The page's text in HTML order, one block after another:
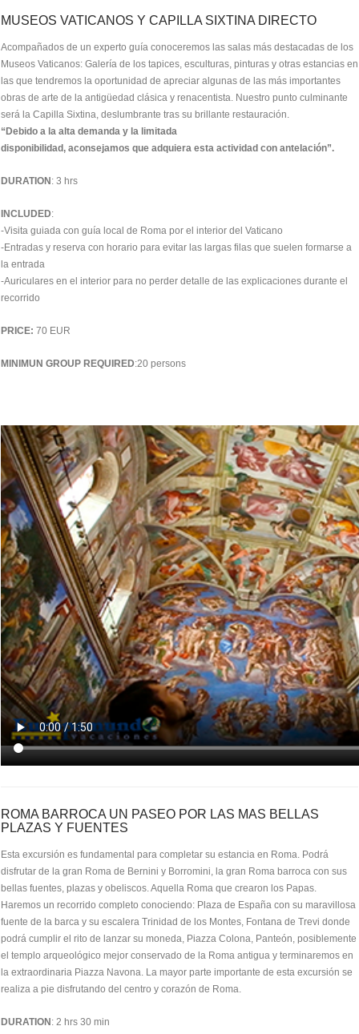
MUSEOS VATICANOS Y CAPILLA SIXTINA DIRECTO
Acompañados de un experto guía conoceremos las salas más destacadas de los
Museos Vaticanos: Galería de los tapices, esculturas, pinturas y otras estancias en
las que tendremos la oportunidad de apreciar algunas de las más importantes
obras de arte de la antigüedad clásica y renacentista. Nuestro punto culminante
será la Capilla Sixtina, deslumbrante tras su brillante restauración.
“Debido a la alta demanda y la limitada
disponibilidad, aconsejamos que adquiera esta actividad con antelación”.
DURATION : 3 hrs
INCLUDED:
-Visita guiada con guía local de Roma por el interior del Vaticano
-Entradas y reserva con horario para evitar las largas filas que suelen formarse a
la entrada
-Auriculares en el interior para no perder detalle de las explicaciones durante el
recorrido
PRICE: 70 EUR
MINIMUN GROUP REQUIRED:20 persons
ROMA BARROCA UN PASEO POR LAS MAS BELLAS
PLAZAS Y FUENTES
Esta excursión es fundamental para completar su estancia en Roma. Podrá
disfrutar de la gran Roma de Bernini y Borromini, la gran Roma barroca con sus
bellas fuentes, plazas y obeliscos. Aquella Roma que crearon los Papas.
Haremos un recorrido completo conociendo: Plaza de España con su maravillosa
fuente de la barca y su escalera Trinidad de los Montes, Fontana de Trevi donde
podrá cumplir el rito de lanzar su moneda, Piazza Colona, Panteón, posiblemente
el templo arqueológico mejor conservado de la Roma antigua y terminaremos en
la extraordinaria Piazza Navona. La mayor parte importante de esta excursión se
realiza a pie disfrutando del centro y corazón de Roma.
DURATION : 2 hrs 30 min